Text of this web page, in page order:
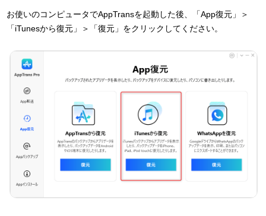
お使いのコンピュータでAppTransを起動した後、「App復元」＞
「iTunesから復元」＞「復元」をクリックしてください。